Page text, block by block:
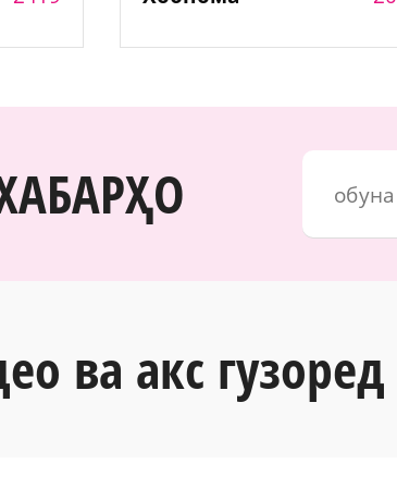
ва акс гузоред